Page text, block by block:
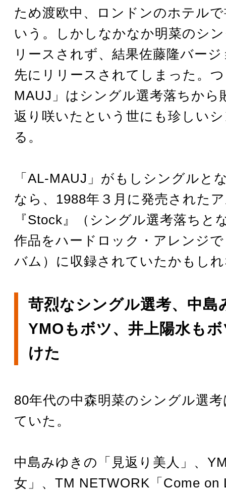
ため渡欧中、ロンドンのホテル
いう。しかしなかなか明菜のシ
リースされず、結果佐藤隆バー
先にリリースされてしまった。
MAUJ」はシングル選考落ちから
返り咲いたという世にも珍しい
る。
「AL-MAUJ」がもしシングルと
なら、1988年３月に発売された
『Stock』（シングル選考落ちと
作品をハードロック・アレンジ
バム）に収録されていたかもし
苛烈なシングル選考、中島
YMOもボツ、井上陽水も
けた
80年代の中森明菜のシングル選
ていた。
中島みゆきの「見返り美人」、
女」、TM NETWORK「Come on